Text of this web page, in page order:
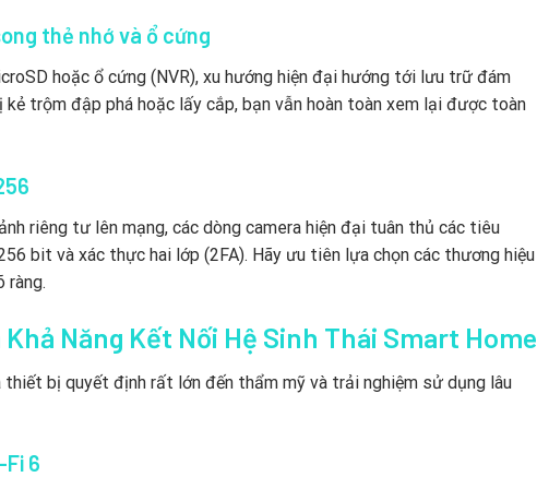
thẻ nhớ và ổ cứng
hoặc ổ cứng (NVR), xu hướng hiện đại hướng tới lưu trữ đám
kẻ trộm đập phá hoặc lấy cắp, bạn vẫn hoàn toàn xem lại được toàn
riêng tư lên mạng, các dòng camera hiện đại tuân thủ các tiêu
bit và xác thực hai lớp (2FA). Hãy ưu tiên lựa chọn các thương hiệu
ràng.
Năng Kết Nối Hệ Sinh Thái Smart Home
bị quyết định rất lớn đến thẩm mỹ và trải nghiệm sử dụng lâu
6